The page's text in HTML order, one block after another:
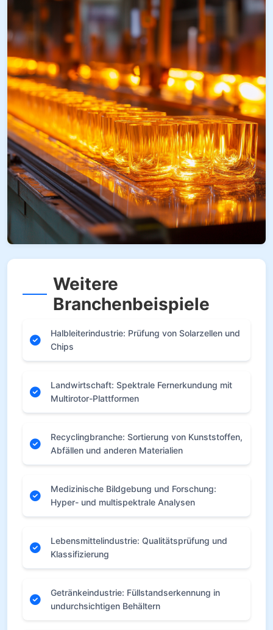
Weitere
Branchenbeispiele
Halbleiterindustrie: Prüfung von Solarzellen und
Chips
Landwirtschaft: Spektrale Fernerkundung mit
Multirotor-Plattformen
Recyclingbranche: Sortierung von Kunststoffen,
Abfällen und anderen Materialien
Medizinische Bildgebung und Forschung:
Hyper- und multispektrale Analysen
Lebensmittelindustrie: Qualitätsprüfung und
Klassifizierung
Getränkeindustrie: Füllstandserkennung in
undurchsichtigen Behältern